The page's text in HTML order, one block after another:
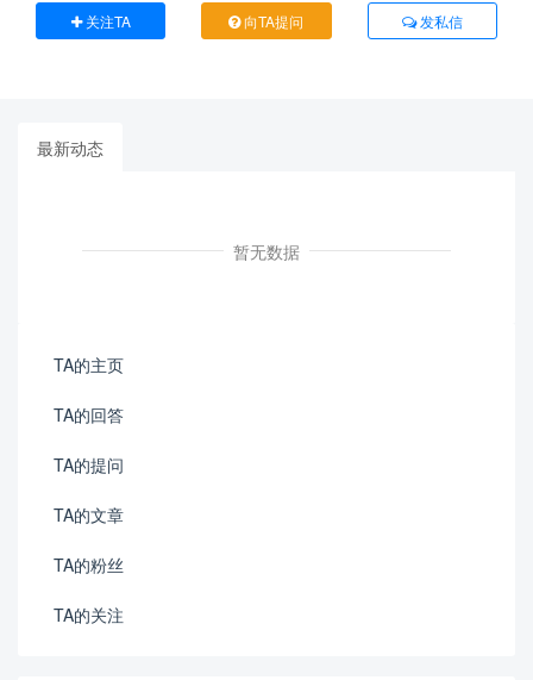
关注TA 向TA提问 发私信
最新动态
暂无数据
TA的主页
TA的回答
TA的提问
TA的文章
TA的粉丝
TA的关注